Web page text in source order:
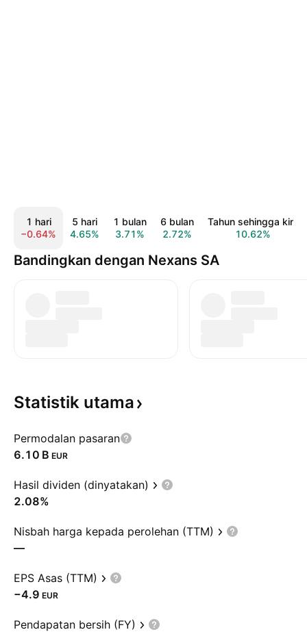
1 hari
−0.64%
5 hari
4.65%
1 bulan
3.71%
6 bulan
2.72%
Tahun sehingga kini
10.62%
Bandingkan dengan Nexans SA
Statistik utama
Permodalan pasaran
‪6.10 B‬ EUR
Hasil dividen (dinyatakan)
2.08%
Nisbah harga kepada perolehan (TTM)
—
EPS Asas (TTM)
−4.9 EUR
Pendapatan bersih (FY)